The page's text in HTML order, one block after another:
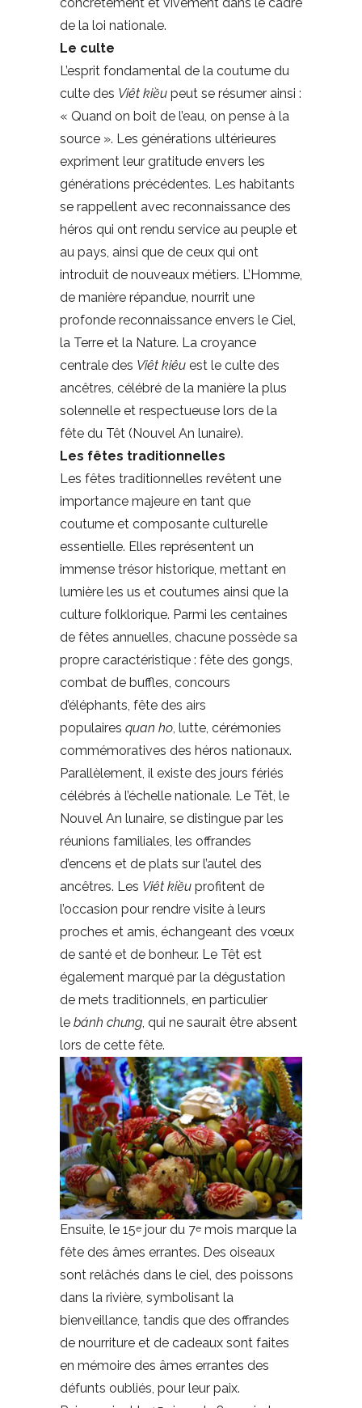
concrètement et vivement dans le cadre
de la loi nationale.
Le culte
L’esprit fondamental de la coutume du
culte des Viêt kiều peut se résumer ainsi :
« Quand on boit de l’eau, on pense à la
source ». Les générations ultérieures
expriment leur gratitude envers les
générations précédentes. Les habitants
se rappellent avec reconnaissance des
héros qui ont rendu service au peuple et
au pays, ainsi que de ceux qui ont
introduit de nouveaux métiers. L’Homme,
de manière répandue, nourrit une
profonde reconnaissance envers le Ciel,
la Terre et la Nature. La croyance
centrale des Viêt kiêu est le culte des
ancêtres, célébré de la manière la plus
solennelle et respectueuse lors de la
fête du Têt (Nouvel An lunaire).
Les fêtes traditionnelles
Les fêtes traditionnelles revêtent une
importance majeure en tant que
coutume et composante culturelle
essentielle. Elles représentent un
immense trésor historique, mettant en
lumière les us et coutumes ainsi que la
culture folklorique. Parmi les centaines
de fêtes annuelles, chacune possède sa
propre caractéristique : fête des gongs,
combat de buffles, concours
d’éléphants, fête des airs
populaires quan ho, lutte, cérémonies
commémoratives des héros nationaux.
Parallèlement, il existe des jours fériés
célébrés à l’échelle nationale. Le Têt, le
Nouvel An lunaire, se distingue par les
réunions familiales, les offrandes
d’encens et de plats sur l’autel des
ancêtres. Les Viêt kiều profitent de
l’occasion pour rendre visite à leurs
proches et amis, échangeant des vœux
de santé et de bonheur. Le Têt est
également marqué par la dégustation
de mets traditionnels, en particulier
le bánh chưng, qui ne saurait être absent
lors de cette fête.
Ensuite, le 15e jour du 7e mois marque la
fête des âmes errantes. Des oiseaux
sont relâchés dans le ciel, des poissons
dans la rivière, symbolisant la
bienveillance, tandis que des offrandes
de nourriture et de cadeaux sont faites
en mémoire des âmes errantes des
défunts oubliés, pour leur paix.